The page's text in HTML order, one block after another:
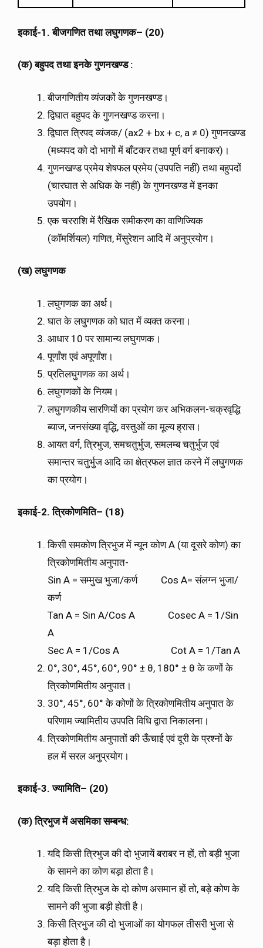
इकाई-1.बीजगणित तथा लघुगणक– (20)
(क)बहुपद तथा इनके गुणनखण्ड:
बीजगणितीय व्यंजकों के गुणनखण्ड।
द्विघात बहुपद के गुणनखण्ड करना।
द्विघात त्रिपद व्यंजक/ (ax2 + bx + c, a ≠ 0) गुणनखण्ड
(मध्यपद को दो भागों में बाँटकर तथा पूर्ण वर्ग बनाकर)।
गुणनखण्ड प्रमेय शेषफल प्रमेय (उपपति नहीं) तथा बहुपदों
(चारघात से अधिक के नहीं) के गुणनखण्ड में इनका
उपयोग।
एक चरराशि में रैखिक समीकरण का वाणिज्यिक
(कॉमर्शियल) गणित, मेंसुरेशन आदि में अनुप्रयोग।
(ख)लघुगणक
लघुगणक का अर्थ।
घात के लघुगणक को घात में व्यक्त करना।
आधार 10 पर सामान्य लघुगणक।
पूर्णांश एवं अपूर्णांश।
प्रतिलघुगणक का अर्थ।
लघुगणकों के नियम।
लघुगणकीय सारणियों का प्रयोग कर अभिकलन-चक्रवृद्धि
ब्याज, जनसंख्या वृद्धि, वस्तुओं का मूल्य ह्रास।
आयत वर्ग, त्रिभुज, समचतुर्भुज, समलम्ब चतुर्भुज एवं
समान्तर चतुर्भुज आदि का क्षेत्रफल ज्ञात करने में लघुगणक
का प्रयोग।
इकाई-2.त्रिकोणमिति– (18)
किसी समकोण त्रिभुज में न्यून कोण A (या दूसरे कोण) का
त्रिकोणमितीय अनुपात-
Sin A = सम्मुख भुजा/कर्ण Cos A= संलग्न भुजा/
कर्ण
Tan A = Sin A/Cos A Cosec A = 1/Sin
A
Sec A = 1/Cos A Cot A = 1/Tan A
0°, 30°, 45°, 60°, 90° ± θ, 180° ± θ के कणों के
त्रिकोणमितीय अनुपात।
30°, 45°, 60° के कोणों के त्रिकोणमितीय अनुपात के
परिणाम ज्यामितीय उपपति विधि द्वारा निकालना।
त्रिकोणमितीय अनुपातों की ऊँचाई एवं दूरी के प्रश्नों के
हल में सरल अनुप्रयोग।
इकाई-3.ज्यामिति– (20)
(क)त्रिभुज में असमिका सम्बन्ध:
यदि किसी त्रिभुज की दो भुजायें बराबर न हों, तो बड़ी भुजा
के सामने का कोण बड़ा होता है।
यदि किसी त्रिभुज के दो कोण असमान हों तो, बड़े कोण के
सामने की भुजा बड़ी होती है।
किसी त्रिभुज की दो भुजाओं का योगफल तीसरी भुजा से
बड़ा होता है।